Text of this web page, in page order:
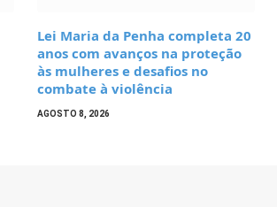
Lei Maria da Penha completa 20
anos com avanços na proteção
às mulheres e desafios no
combate à violência
AGOSTO 8, 2026